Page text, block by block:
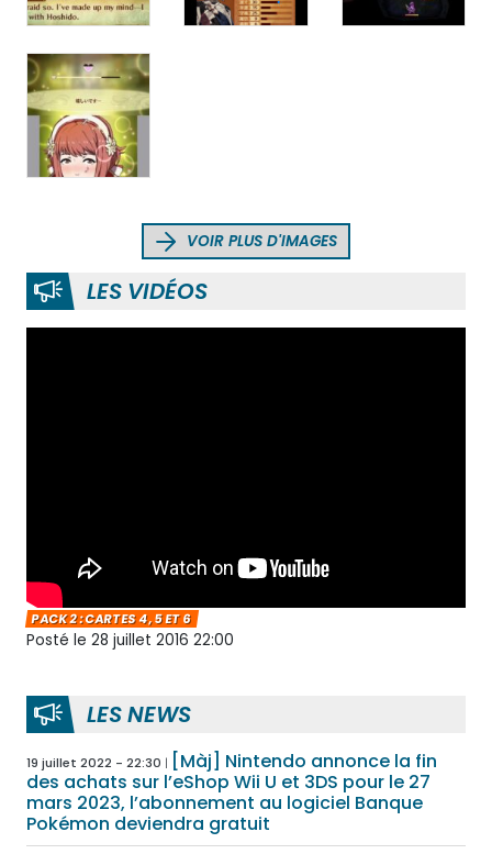
VOIR PLUS D'IMAGES
LES VIDÉOS
PACK 2 : CARTES 4, 5 ET 6
Posté le 28 juillet 2016 22:00
LES NEWS
19 juillet 2022 - 22:30
[Màj] Nintendo annonce la fin
des achats sur l’eShop Wii U et 3DS pour le 27
mars 2023, l’abonnement au logiciel Banque
Pokémon deviendra gratuit